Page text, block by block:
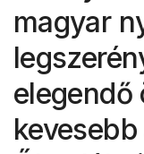
magyar
elegendő